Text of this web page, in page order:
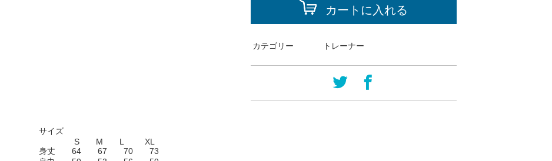
カートに入れる
カテゴリー トレーナー
サイズ
S M L XL
身丈 64 67 70 73